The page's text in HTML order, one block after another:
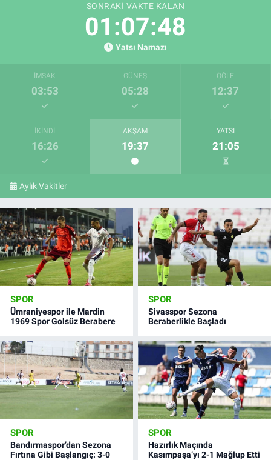
SONRAKI VAKTE KALAN
01:07:47
Yatsı Namazı
İMSAK
03:53
GÜNEŞ
05:28
ÖĞLE
12:37
İKINDI
16:26
AKŞAM
19:37
YATSI
21:05
Aylık Vakitler
SPOR
Ümraniyespor ile Mardin
1969 Spor Golsüz Berabere
SPOR
Sivasspor Sezona
Beraberlikle Başladı
SPOR
Bandırmaspor’dan Sezona
Fırtına Gibi Başlangıç: 3-0
SPOR
Hazırlık Maçında
Kasımpaşa’yı 2-1 Mağlup Etti